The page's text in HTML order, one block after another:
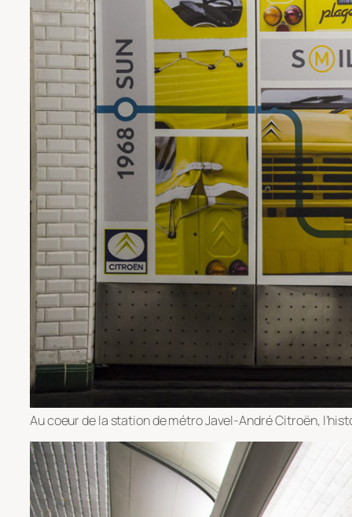
Au coeur de la station de métro Javel-André Citroën,